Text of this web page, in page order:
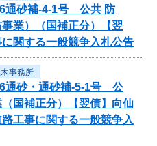
通砂補-4-1号 公共 防
業）（国補正分）【翌
関する一般競争入札公告
事務所
通砂・通砂補-5-1号 公
国補正分）【翌債】向仙
工事に関する一般競争入